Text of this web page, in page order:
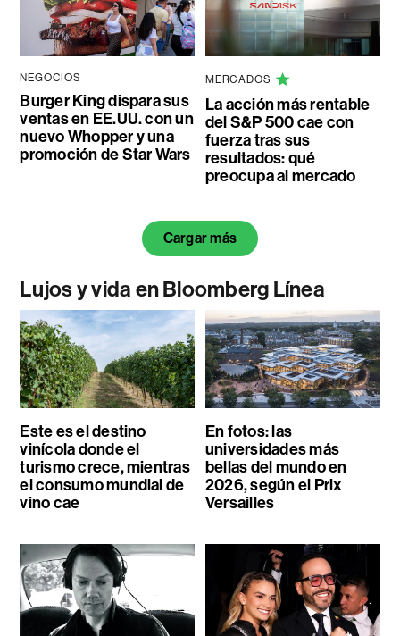
NEGOCIOS
Burger King dispara sus
ventas en EE.UU. con un
nuevo Whopper y una
promoción de Star Wars
MERCADOS
La acción más rentable
del S&P 500 cae con
fuerza tras sus
resultados: qué
preocupa al mercado
Cargar más
Lujos y vida en Bloomberg Línea
Este es el destino
vinícola donde el
turismo crece, mientras
el consumo mundial de
vino cae
En fotos: las
universidades más
bellas del mundo en
2026, según el Prix
Versailles